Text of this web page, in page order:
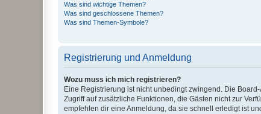
Was sind wichtige Themen?
Was sind geschlossene Themen?
Was sind Themen-Symbole?
Registrierung und Anmeldung
Wozu muss ich mich registrieren?
Eine Registrierung ist nicht unbedingt zwingend. Die
Zugriff auf zusätzliche Funktionen, die Gästen nicht zur
empfehlen dir eine Anmeldung, da sie schnell erledigt ist